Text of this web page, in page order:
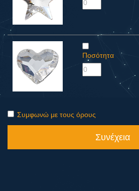
Ποσότητα
Συμφωνώ με τους όρους
Συνέχεια